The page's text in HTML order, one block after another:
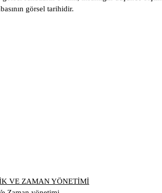
görsel tarihidir.
VE ZAMAN YÖNETİMİ